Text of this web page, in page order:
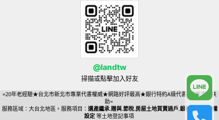
@landtw
掃描或點擊加入好友
=20年老經驗★台北市新北市專業代書權威★網路好評最高★銀行特約A級代書=貧寒清苦扶
助=
服務區域：大台北地區。服務項目： 遺產繼承.贈與.節稅.房屋土地買賣過戶.銀行貸款抵押權
設定等土地登記事項